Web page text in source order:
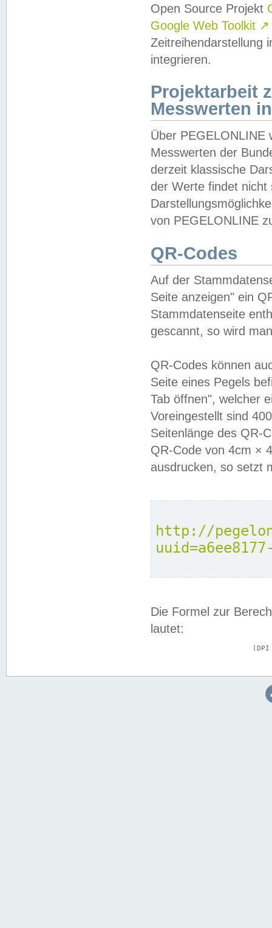
Open Source Projekt
Google Web Toolkit ↗
Zeitreihendarstellung
integrieren.
Projektarbeit
Messwerten
Über PEGELONLINE
Messwerten der
derzeit klassische
der Werte findet
von PEGELONLINE
QR-Codes
Auf der
Seite anzeigen" ein
Stammdatenseite
gescannt, so wird
QR-Codes können
Seite eines Pegels
Tab öffnen", welcher
Voreingestellt sind
Seitenlänge des QR-
QR-Code von 4cm ×
ausdrucken, so setzt
http://
Die Formel zur
lautet: